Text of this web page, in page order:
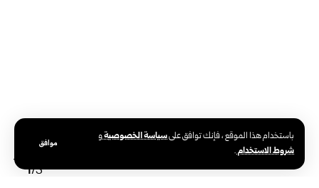
باستخدام هذا الموقع ، فإنك توافق علىسياسة الخصوصيةو
شروط الاستخدام.
موافق
1/5